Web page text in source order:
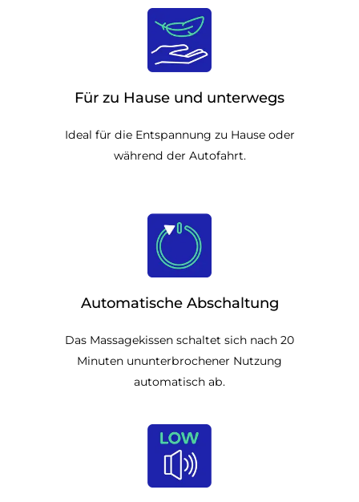
Für zu Hause und unterwegs
Ideal für die Entspannung zu Hause oder
während der Autofahrt.
Automatische Abschaltung
Das Massagekissen schaltet sich nach 20
Minuten ununterbrochener Nutzung
automatisch ab.